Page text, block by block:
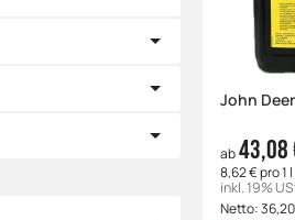
John
ab43,08
8,62 € pro 1 l
inkl. 19%
Netto:36,20